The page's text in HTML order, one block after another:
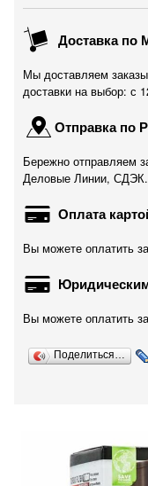
Доставка по
Мы доставляем
доставки на выбор: с
Отправка по
Бережно отправляем
Деловые Линии,
Оплата
Вы можете оплатить
Вы можете оплатить
Поделиться…